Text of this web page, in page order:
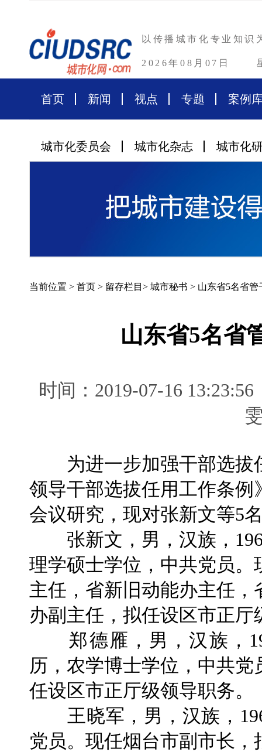
以传播城市化专业知识
2026年08月07日
首页 新闻 视点 专题 案例
城市化委员会 城市化杂志 城市化
当前位置 > 首页 > 留存栏目 > 城市秘书 > 山东省5名省管
山东省5名省
时间：2019-07-16
为进一步加强干部选拔
领导干部选拔任用工作条
会议研究，现对张新文等5
张新文，男，汉族，
理学硕士学位，中共党员
主任，省新旧动能办主任
办副主任，拟任设区市正厅
郑德雁，男，汉族，
历，农学博士学位，中共
任设区市正厅级领导职务。
王晓军，男，汉族，
党员。现任烟台市副市长